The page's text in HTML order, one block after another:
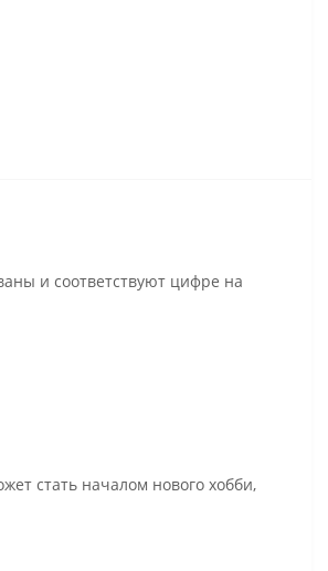
и соответствуют цифре на
стать началом нового хобби,